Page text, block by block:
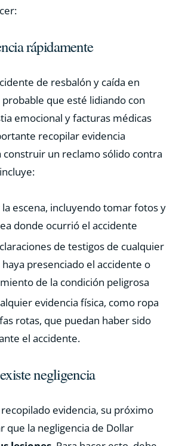
rápidamente
de resbalón y caída en
que esté lidiando con
emocional y facturas médicas
recopilar evidencia
un reclamo sólido contra
escena, incluyendo tomar fotos y
donde ocurrió el accidente
de testigos de cualquier
presenciado el accidente o
de la condición peligrosa
evidencia física, como ropa
rotas, que puedan haber sido
el accidente.
negligencia
evidencia, su próximo
que la negligencia de Dollar